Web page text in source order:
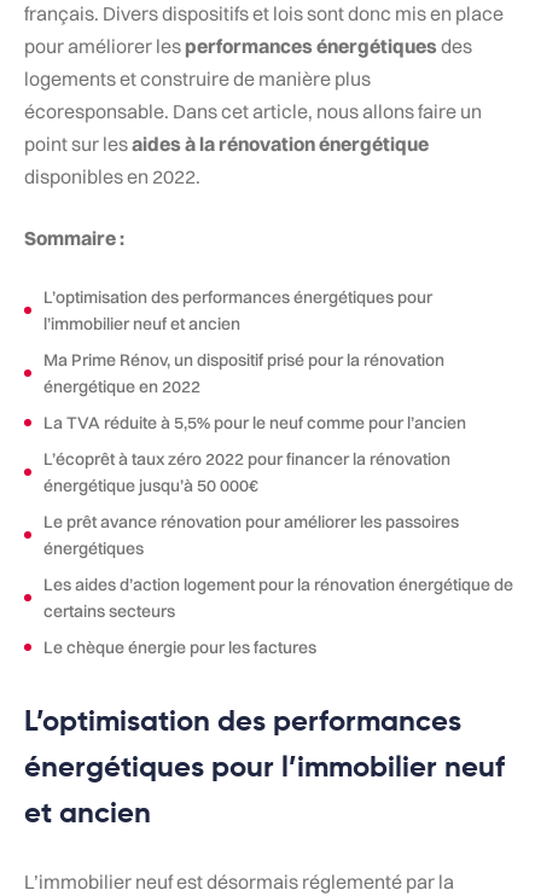
français. Divers dispositifs et lois sont donc mis en place
pour améliorer lesperformances énergétiquesdes
logements et construire de manière plus
écoresponsable. Dans cet article, nous allons faire un
point sur lesaides à la rénovation énergétique
disponibles en 2022.
Sommaire :
L’optimisation des performances énergétiques pour
l’immobilier neuf et ancien
Ma Prime Rénov, un dispositif prisé pour la rénovation
énergétique en 2022
La TVA réduite à 5,5% pour le neuf comme pour l’ancien
L’écoprêt à taux zéro 2022 pour financer la rénovation
énergétique jusqu’à 50 000€
Le prêt avance rénovation pour améliorer les passoires
énergétiques
Les aides d’action logement pour la rénovation énergétique de
certains secteurs
Le chèque énergie pour les factures
L’optimisation des performances
énergétiques pour l’immobilier neuf
et ancien
L’immobilier neuf est désormais réglementé par la